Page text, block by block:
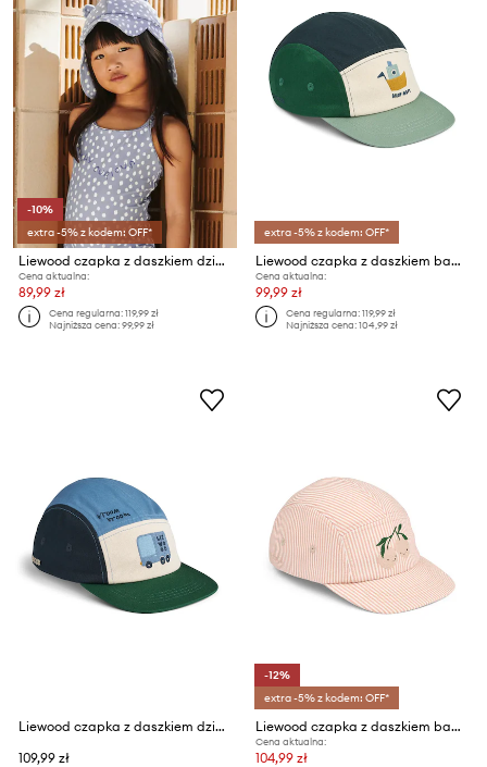
-10%
extra -5% z kodem: OFF*
Liewood czapka z daszkiem dziecięca Senia Sun Hat With Ears
Cena aktualna:
89,99 zł
Cena regularna:119,99 zł
Najniższa cena:99,99 zł
extra -5% z kodem: OFF*
Liewood czapka z daszkiem bawełniana
Cena aktualna:
99,99 zł
Cena regularna:119,99 zł
Najniższa cena:104,99 zł
Liewood czapka z daszkiem dziecięca bawełniana Rory Embroidery Cap
109,99 zł
-12%
extra -5% z kodem: OFF*
Liewood czapka z daszkiem bawełniana dziecięca Rory Seersucker Cap
Cena aktualna:
104,99 zł